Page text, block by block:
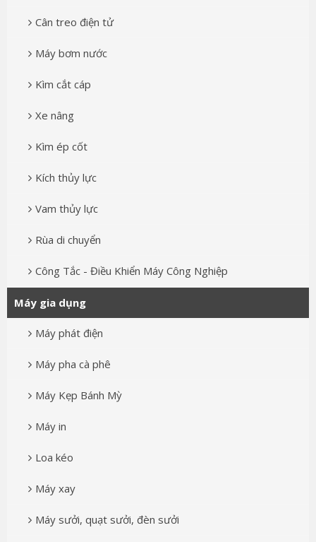
Cân treo điện tử
Máy bơm nước
Kìm cắt cáp
Xe nâng
Kìm ép cốt
Kích thủy lực
Vam thủy lực
Rùa di chuyển
Công Tắc - Điều Khiển Máy Công Nghiệp
Máy gia dụng
Máy phát điện
Máy pha cà phê
Máy Kẹp Bánh Mỳ
Máy in
Loa kéo
Máy xay
Máy sưởi, quạt sưởi, đèn sưởi